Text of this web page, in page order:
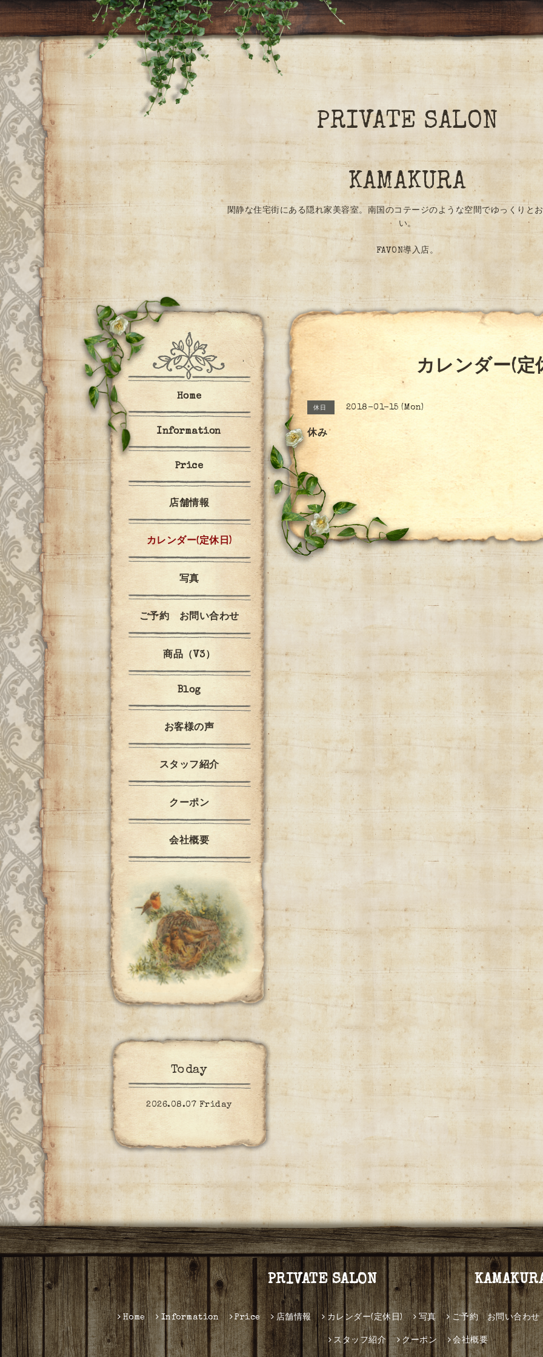
PRIVATE SALON
KAMAKURA
閑静な住宅街にある隠れ家美容室。南国のコテージのような空間でゆっくりと
い。
FAVON導入店。
カレンダー(定
休日 2018-01-15 (Mon)
休み
Home
Information
Price
店舗情報
カレンダー(定休日)
写真
ご予約 お問い合わせ
商品（V3）
Blog
お客様の声
スタッフ紹介
クーポン
会社概要
Today
2026.08.07 Friday
PRIVATE SALON
Home Information Price 店舗情報 カレンダー(定休日) 写真 ご予約 お問い合わせ
スタッフ紹介 クーポン 会社概要